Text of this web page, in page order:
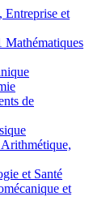
et
de
et Santé
et